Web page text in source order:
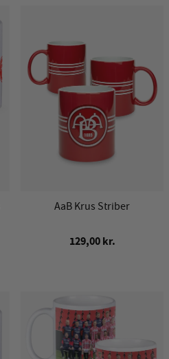
AaB Krus Striber
129,00 kr.